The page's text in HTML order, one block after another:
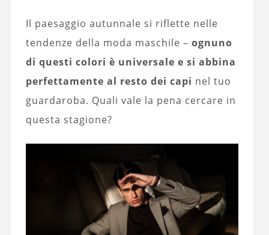
Il paesaggio autunnale si riflette nelle
tendenze della moda maschile – ognuno
di questi colori è universale e si abbina
perfettamente al resto dei capi nel tuo
guardaroba. Quali vale la pena cercare in
questa stagione?